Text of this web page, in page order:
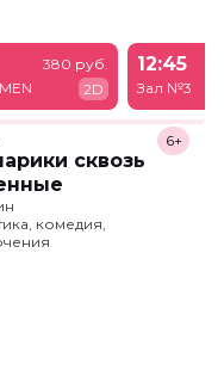
380 руб.
2D
12:45
Зал №3
сквозь
6+
комедия,